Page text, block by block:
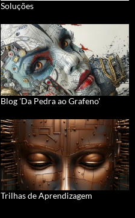
Soluções
Blog 'Da Pedra ao Grafeno'
Trilhas de Aprendizagem